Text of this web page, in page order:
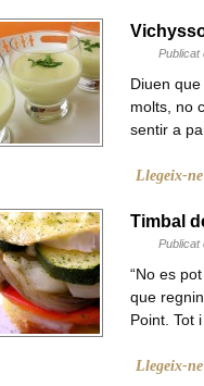
Publicat
Diuen
molts, no
sentir a
Llegeix-ne
Timbal
Publicat
“No es
que
Point. Tot
Llegeix-ne